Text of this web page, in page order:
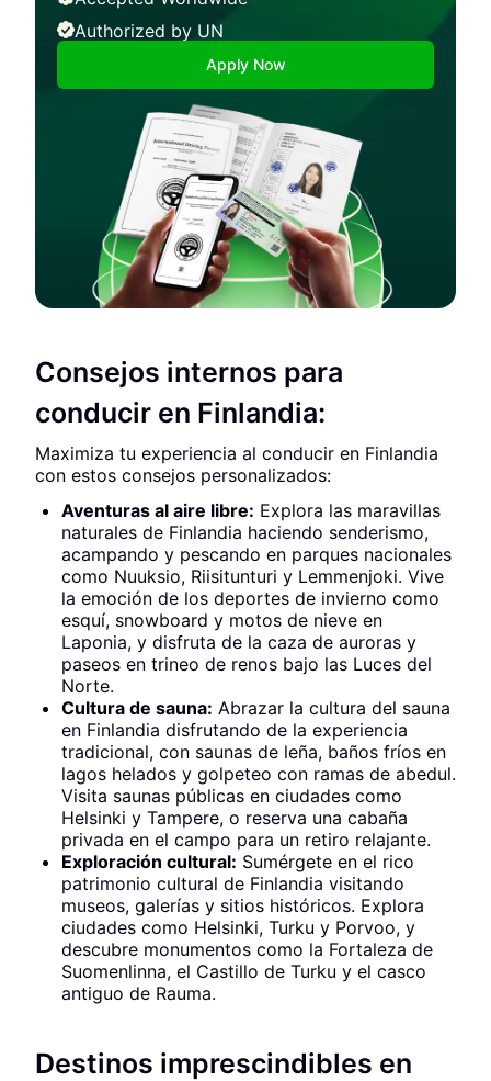
Authorized by UN
Apply Now
Consejos internos para
conducir en Finlandia:
Maximiza tu experiencia al conducir en Finlandia
con estos consejos personalizados:
Aventuras al aire libre: Explora las maravillas
naturales de Finlandia haciendo senderismo,
acampando y pescando en parques nacionales
como Nuuksio, Riisitunturi y Lemmenjoki. Vive
la emoción de los deportes de invierno como
esquí, snowboard y motos de nieve en
Laponia, y disfruta de la caza de auroras y
paseos en trineo de renos bajo las Luces del
Norte.
Cultura de sauna: Abrazar la cultura del sauna
en Finlandia disfrutando de la experiencia
tradicional, con saunas de leña, baños fríos en
lagos helados y golpeteo con ramas de abedul.
Visita saunas públicas en ciudades como
Helsinki y Tampere, o reserva una cabaña
privada en el campo para un retiro relajante.
Exploración cultural: Sumérgete en el rico
patrimonio cultural de Finlandia visitando
museos, galerías y sitios históricos. Explora
ciudades como Helsinki, Turku y Porvoo, y
descubre monumentos como la Fortaleza de
Suomenlinna, el Castillo de Turku y el casco
antiguo de Rauma.
Destinos imprescindibles en